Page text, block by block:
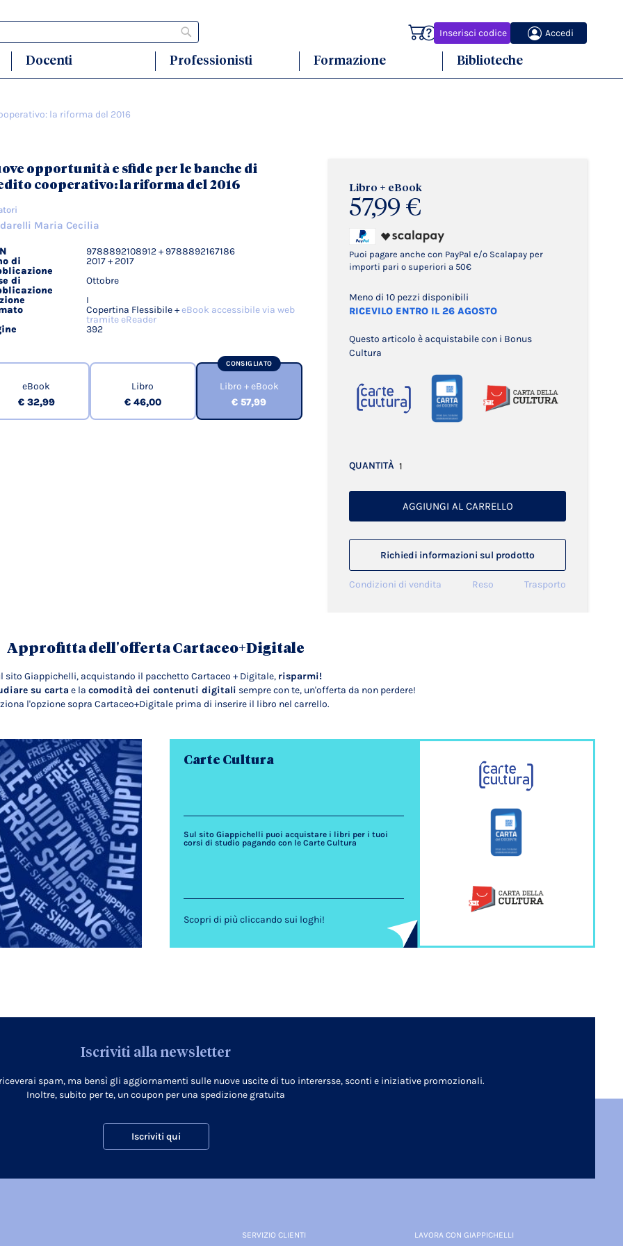
Inserisci codice Accedi
Carrello
Docenti Professionisti Formazione Biblioteche
la riforma del 2016
Libro + eBook
57,99 €
Puoi pagare anche con PayPal e/o Scalapay per
importi pari o superiori a 50€
Meno di 10 pezzi disponibili
RICEVILO ENTRO IL 26 AGOSTO
Questo articolo è acquistabile con i Bonus
Cultura
QUANTITÀ
AGGIUNGI AL CARRELLO
Richiedi informazioni sul prodotto
Condizioni di vendita Reso Trasporto
opportunità e sfide per le banche di
cooperativo: la riforma del 2016
Maria Cecilia
9788892108912 + 9788892167186
di
2017 + 2017
di
Ottobre
I
Copertina Flessibile +eBook accessibile via web
tramite eReader
392
eBook
€ 32,99
Libro
€ 46,00
CONSIGLIATO
Libro + eBook
€ 57,99
Approfitta dell'offerta Cartaceo+Digitale
sito Giappichelli, acquistando il pacchetto Cartaceo + Digitale, risparmi!
su carta e la comodità dei contenuti digitali sempre con te, un'offerta da non perdere!
l'opzione sopra Cartaceo+Digitale prima di inserire il libro nel carrello.
Carte Cultura
Sul sito Giappichelli puoi acquistare i libri per i tuoi
corsi di studio pagando con le Carte Cultura
Scopri di più cliccando sui loghi!
Iscriviti alla newsletter
spam, ma bensì gli aggiornamenti sulle nuove uscite di tuo interersse, sconti e iniziative promozionali.
Inoltre, subito per te, un coupon per una spedizione gratuita
Iscriviti qui
SERVIZIO CLIENTI LAVORA CON GIAPPICHELLI